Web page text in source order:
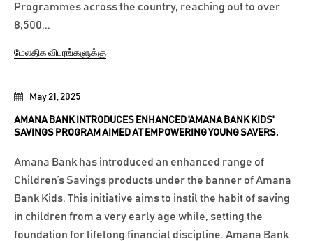
May 21, 2025
AMANA BANK INTRODUCES ENHANCED 'AMANA BANK KIDS'
SAVINGS PROGRAM AIMED AT EMPOWERING YOUNG SAVERS.
Amana Bank has introduced an enhanced range of
Children’s Savings products under the banner of Amana
Bank Kids. This initiative aims to instil the habit of saving
in children from a very early age while, setting the
foundation for lifelong financial discipline. Amana Bank
Programmes across the country, reaching out to over
8,500...
மேலதிக விபரங்களுக்கு